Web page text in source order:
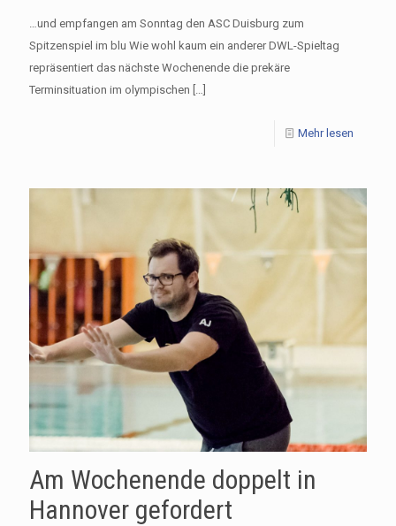
…und empfangen am Sonntag den ASC Duisburg zum
Spitzenspiel im blu Wie wohl kaum ein anderer DWL-Spieltag
repräsentiert das nächste Wochenende die prekäre
Terminsituation im olympischen […]
Mehr lesen
Am Wochenende doppelt in
Hannover gefordert